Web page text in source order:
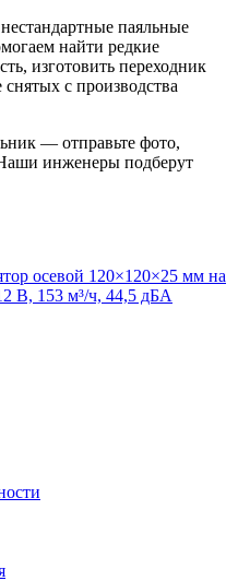
паяльные
найти редкие
изготовить переходник
с производства
— отправьте фото,
инженеры подберут
осевой 120×120×25 мм на
В, 153 м³/ч, 44,5 дБА